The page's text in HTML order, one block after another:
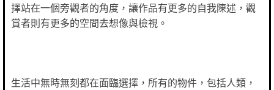
擇站在一個旁觀者的角度，讓作品有更多的自我陳述，觀
賞者則有更多的空間去想像與檢視。
生活中無時無刻都在面臨選擇，所有的物件，包括人類，